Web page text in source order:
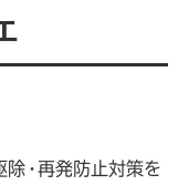
・再発防止対策を